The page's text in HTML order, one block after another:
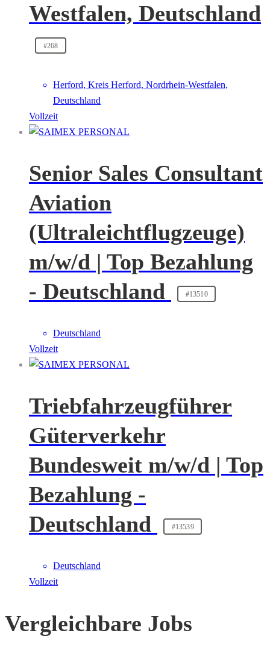
Westfalen, Deutschland
#268
Herford, Kreis Herford, Nordrhein-Westfalen,
Deutschland
Vollzeit
Senior Sales Consultant
Aviation
(Ultraleichtflugzeuge)
m/w/d | Top Bezahlung
- Deutschland
#13510
Deutschland
Vollzeit
Triebfahrzeugführer
Güterverkehr
Bundesweit m/w/d | Top
Bezahlung -
Deutschland
#13539
Deutschland
Vollzeit
Vergleichbare Jobs